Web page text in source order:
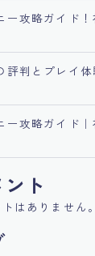
ー攻略ガイド
評判とプレイ
ー攻略ガイド
ト
はありません。